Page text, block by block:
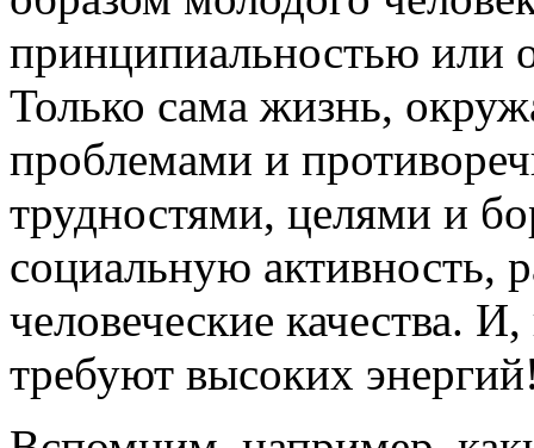
принципиальностью или
Только сама жизнь,
проблемами и
трудностями, целями и
социальную активность,
человеческие качества.
требуют высоких